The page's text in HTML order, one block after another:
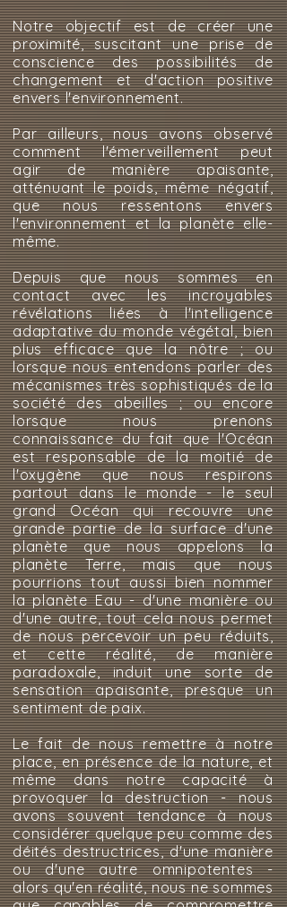
Notre objectif est de créer une
proximité, suscitant une prise de
conscience des possibilités de
changement et d'action positive
envers l'environnement.
Par ailleurs, nous avons observé
comment l'émerveillement peut
agir de manière apaisante,
atténuant le poids, même négatif,
que nous ressentons envers
l'environnement et la planète elle-
même.
Depuis que nous sommes en
contact avec les incroyables
révélations liées à l'intelligence
adaptative du monde végétal, bien
plus efficace que la nôtre ; ou
lorsque nous entendons parler des
mécanismes très sophistiqués de la
société des abeilles ; ou encore
lorsque nous prenons
connaissance du fait que l'Océan
est responsable de la moitié de
l'oxygène que nous respirons
partout dans le monde - le seul
grand Océan qui recouvre une
grande partie de la surface d'une
planète que nous appelons la
planète Terre, mais que nous
pourrions tout aussi bien nommer
la planète Eau - d'une manière ou
d'une autre, tout cela nous permet
de nous percevoir un peu réduits,
et cette réalité, de manière
paradoxale, induit une sorte de
sensation apaisante, presque un
sentiment de paix.
Le fait de nous remettre à notre
place, en présence de la nature, et
même dans notre capacité à
provoquer la destruction - nous
avons souvent tendance à nous
considérer quelque peu comme des
déités destructrices, d'une manière
ou d'une autre omnipotentes -
alors qu'en réalité, nous ne sommes